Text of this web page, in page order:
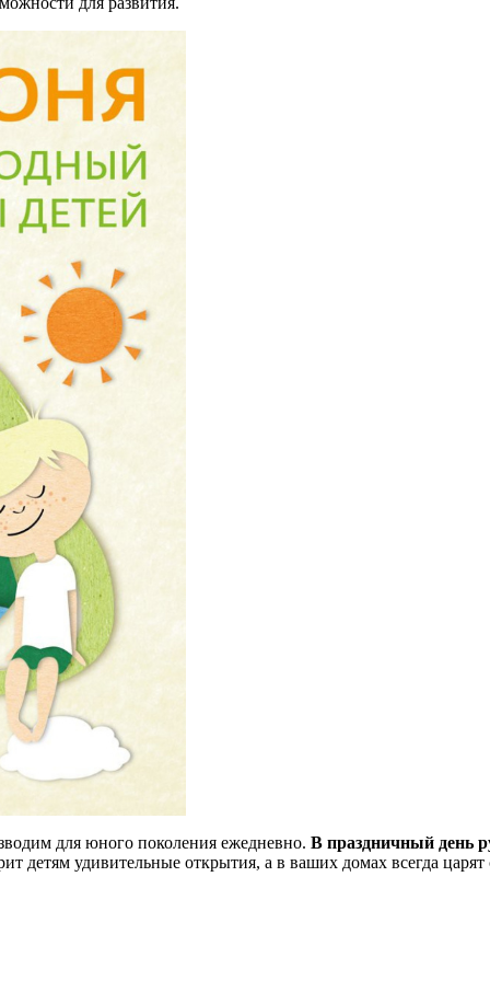
для юного поколения ежедневно. В праздничный день
детям удивительные открытия, а в ваших домах всегда